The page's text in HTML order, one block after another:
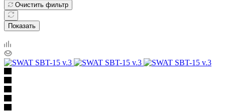
Очистить фильтр
Показать